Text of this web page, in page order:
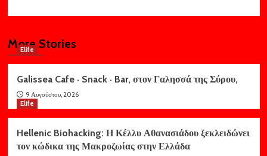
More Stories
Elife
Galissea Cafe · Snack · Bar, στον Γαλησσά της Σύρου,
9 Αυγούστου, 2026
Elife
Hellenic Biohacking: Η Κέλλυ Αθανασιάδου ξεκλειδώνει
τον κώδικα της Μακροζωίας στην Ελλάδα